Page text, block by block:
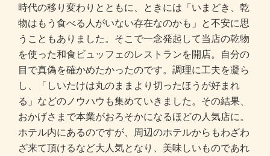
時代の移り変わりとともに、ときには「いまどき、乾
物はもう食べる人がいない存在なのかも」と不安に思
うこともありました。そこで一念発起して当店の乾物
を使った和食ビュッフェのレストランを開店。自分の
目で真偽を確かめたかったのです。調理に工夫を凝ら
し、「しいたけは丸のままより切ったほうが好まれ
る」などのノウハウも集めていきました。その結果、
おかげさまで本業がおろそかになるほどの人気店に。
ホテル内にあるのですが、周辺のホテルからもわざわ
ざ来て頂けるなど大人気となり、美味しいものであれ